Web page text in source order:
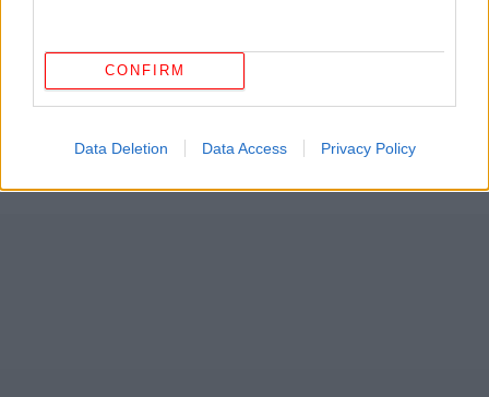
CONFIRM
Data Deletion Data Access Privacy Policy